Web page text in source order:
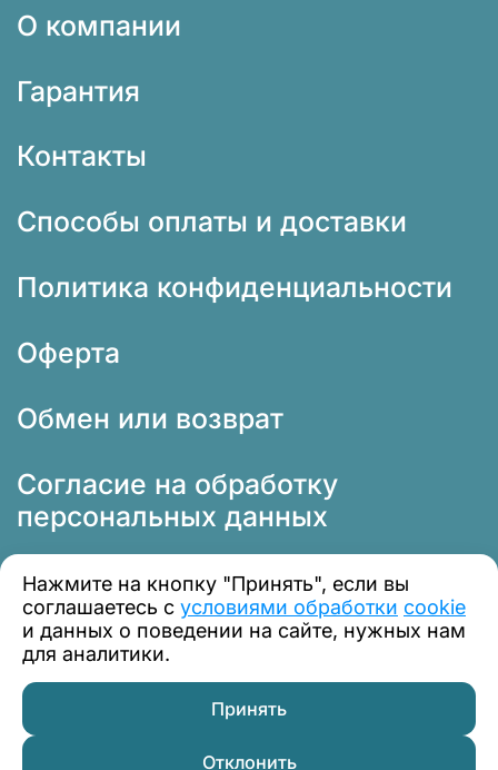
О компании
Гарантия
Контакты
Способы оплаты и доставки
Политика конфиденциальности
Оферта
Обмен или возврат
Согласие на обработку
персональных данных
© 2012 — 2026 Профклимат
Нажмите на кнопку "Принять", если вы
соглашаетесь с условиями обработки cookie
и данных о поведении на сайте, нужных нам
для аналитики.
Принять
Отклонить